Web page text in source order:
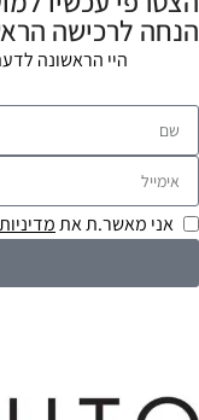
הנחה לרכישה
היי הראשונה
אני מאשר.ת את